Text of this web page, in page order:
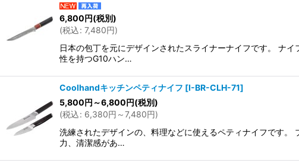
6,800円(税別)
(税込: 7,480円)
日本の包丁を元にデザインされたスライナーナイフです。 ナ
性を持つG10ハン…
Coolhandキッチンペティナイフ [I-BR-CLH-71]
5,800円 ～6,800円(税別)
(税込: 6,380円 ～7,480円)
洗練されたデザインの、料理などに使えるペティナイフです
力、清潔感があ…